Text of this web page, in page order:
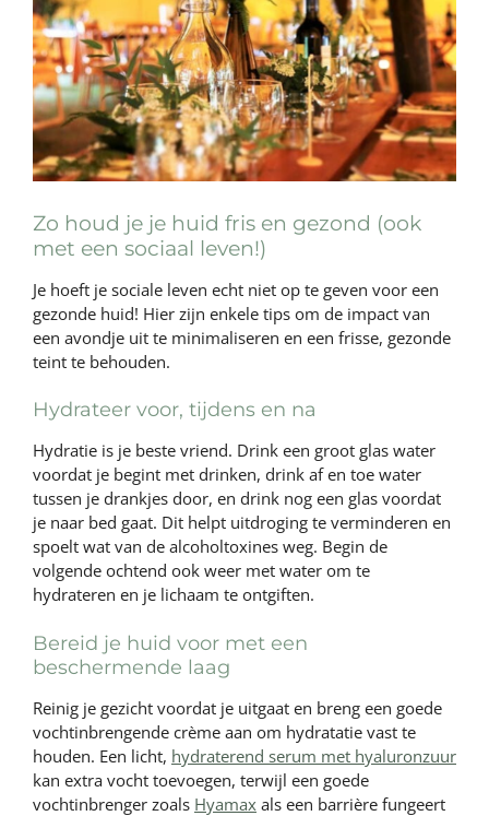
Zo houd je je huid fris en gezond (ook
met een sociaal leven!)
Je hoeft je sociale leven echt niet op te geven voor een
gezonde huid! Hier zijn enkele tips om de impact van
een avondje uit te minimaliseren en een frisse, gezonde
teint te behouden.
Hydrateer voor, tijdens en na
Hydratie is je beste vriend. Drink een groot glas water
voordat je begint met drinken, drink af en toe water
tussen je drankjes door, en drink nog een glas voordat
je naar bed gaat. Dit helpt uitdroging te verminderen en
spoelt wat van de alcoholtoxines weg. Begin de
volgende ochtend ook weer met water om te
hydrateren en je lichaam te ontgiften.
Bereid je huid voor met een
beschermende laag
Reinig je gezicht voordat je uitgaat en breng een goede
vochtinbrengende crème aan om hydratatie vast te
houden. Een licht, hydraterend serum met hyaluronzuur
kan extra vocht toevoegen, terwijl een goede
vochtinbrenger zoals Hyamax als een barrière fungeert